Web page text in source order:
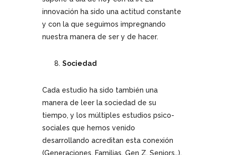
innovación ha sido una actitud constante
y con la que seguimos impregnando
nuestra manera de ser y de hacer.
Sociedad
Cada estudio ha sido también una
manera de leer la sociedad de su
tiempo, y los múltiples estudios psico-
sociales que hemos venido
desarrollando acreditan esta conexión
(Generaciones, Familias, Gen Z, Seniors…).